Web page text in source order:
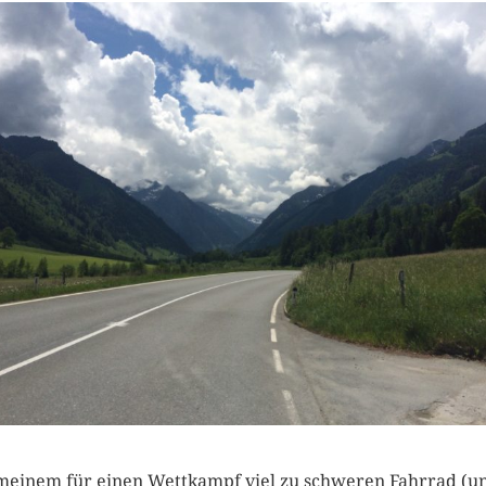
für einen Wettkampf viel zu schweren Fahrrad